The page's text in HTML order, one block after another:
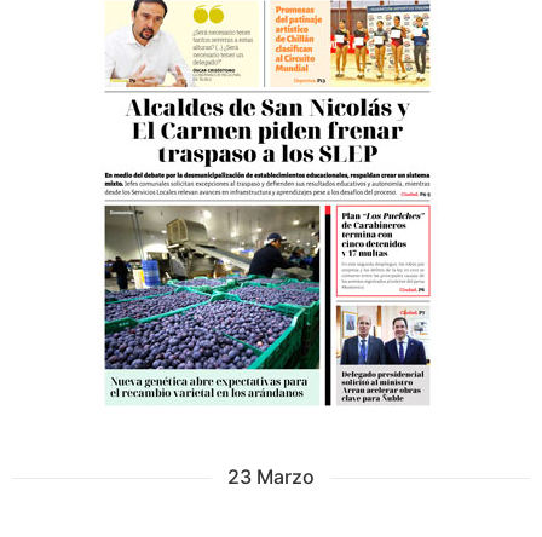
23 Marzo